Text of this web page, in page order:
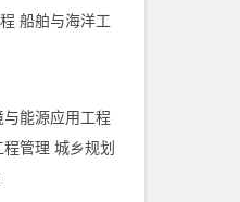
船舶与海洋工
与能源应用工程
程管理 城乡规划